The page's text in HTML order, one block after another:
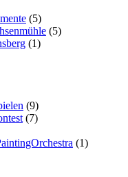
(5)
(5)
(1)
(9)
(7)
(1)